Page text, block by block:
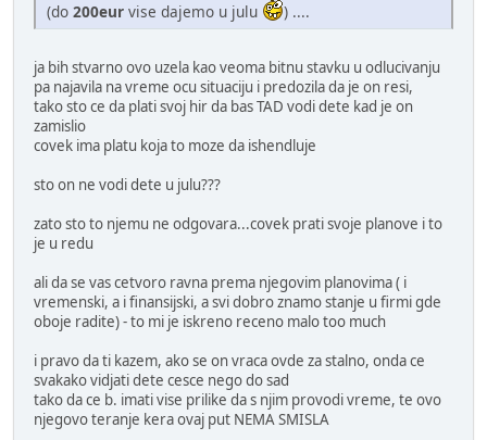
(do 200eur vise dajemo u julu ) ....
ja bih stvarno ovo uzela kao veoma bitnu stavku u odlucivanju
pa najavila na vreme ocu situaciju i predozila da je on resi,
tako sto ce da plati svoj hir da bas TAD vodi dete kad je on
zamislio
covek ima platu koja to moze da ishendluje
sto on ne vodi dete u julu???
zato sto to njemu ne odgovara...covek prati svoje planove i to
je u redu
ali da se vas cetvoro ravna prema njegovim planovima ( i
vremenski, a i finansijski, a svi dobro znamo stanje u firmi gde
oboje radite) - to mi je iskreno receno malo too much
i pravo da ti kazem, ako se on vraca ovde za stalno, onda ce
svakako vidjati dete cesce nego do sad
tako da ce b. imati vise prilike da s njim provodi vreme, te ovo
njegovo teranje kera ovaj put NEMA SMISLA